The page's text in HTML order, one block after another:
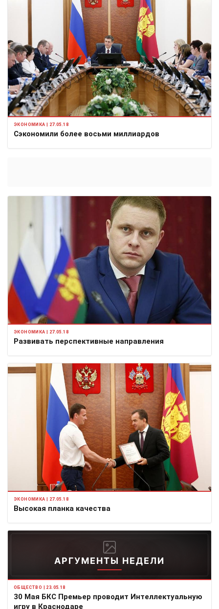
ЭКОНОМИКА | 27.05.18
Сэкономили более восьми миллиардов
ЭКОНОМИКА | 27.05.18
Развивать перспективные направления
ЭКОНОМИКА | 27.05.18
Высокая планка качества
АРГУМЕНТЫ НЕДЕЛИ
ОБЩЕСТВО | 23.05.18
30 Мая БКС Премьер проводит Интеллектуальную
игру в Краснодаре